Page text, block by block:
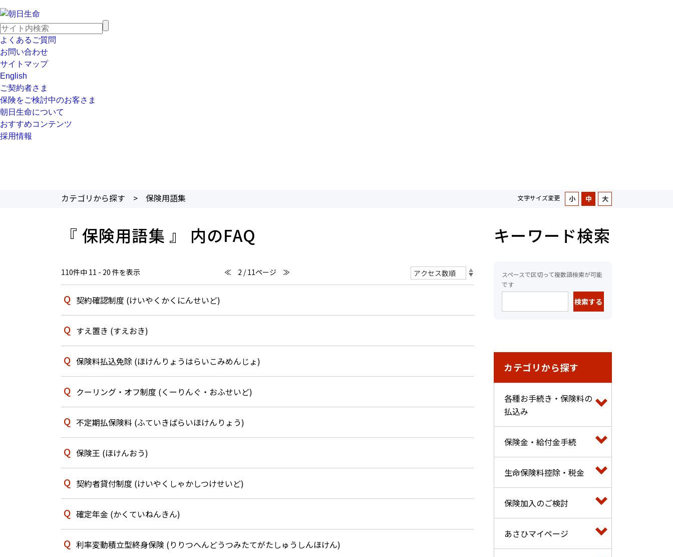
よくあるご質問
お問い合わせ
サイトマップ
English
ご契約者さま
保険をご検討中のお客さま
朝日生命について
おすすめコンテンツ
採用情報
文字サイズ変更
カテゴリから探す > 保険用語集
キーワード検索
スペースで区切って複数語検索が可能
です
カテゴリから探す
各種お手続き・保険料の
払込み
保険金・給付金手続
生命保険料控除・税金
保険加入のご検討
あさひマイページ
『 保険用語集 』 内のFAQ
110件中 11 - 20 件を表示 ≪ 2 / 11ページ ≫
契約確認制度 (けいやくかくにんせいど)
すえ置き (すえおき)
保険料払込免除 (ほけんりょうはらいこみめんじょ)
クーリング・オフ制度 (くーりんぐ・おふせいど)
不定期払保険料 (ふていきばらいほけんりょう)
保険王 (ほけんおう)
契約者貸付制度 (けいやくしゃかしつけせいど)
確定年金 (かくていねんきん)
利率変動積立型終身保険 (りりつへんどうつみたてがたしゅうしんほけん)